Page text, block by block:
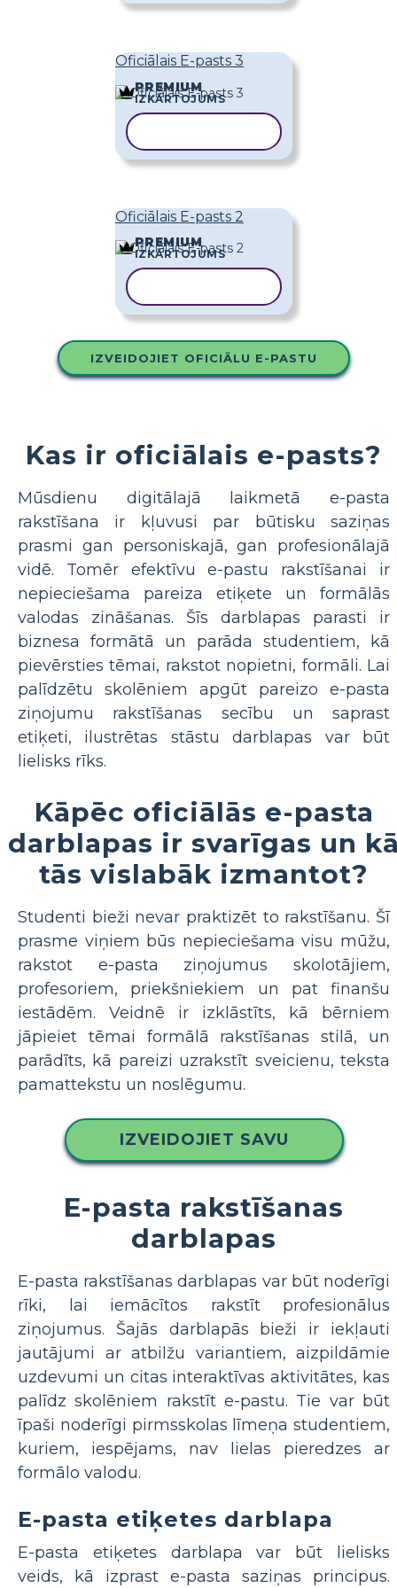
Oficiālais E-pasts 3
PREMIUM
IZKĀRTOJUMS
Oficiālais E-pasts 2
PREMIUM
IZKĀRTOJUMS
IZVEIDOJIET OFICIĀLU E-PASTU
Kas ir oficiālais e-pasts?
Mūsdienu digitālajā laikmetā e-pasta
rakstīšana ir kļuvusi par būtisku saziņas
prasmi gan personiskajā, gan profesionālajā
vidē. Tomēr efektīvu e-pastu rakstīšanai ir
nepieciešama pareiza etiķete un formālās
valodas zināšanas. Šīs darblapas parasti ir
biznesa formātā un parāda studentiem, kā
pievērsties tēmai, rakstot nopietni, formāli. Lai
palīdzētu skolēniem apgūt pareizo e-pasta
ziņojumu rakstīšanas secību un saprast
etiķeti, ilustrētas stāstu darblapas var būt
lielisks rīks.
Kāpēc oficiālās e-pasta
darblapas ir svarīgas un
tās vislabāk izmantot?
Studenti bieži nevar praktizēt to rakstīšanu. Šī
prasme viņiem būs nepieciešama visu mūžu,
rakstot e-pasta ziņojumus skolotājiem,
profesoriem, priekšniekiem un pat finanšu
iestādēm. Veidnē ir izklāstīts, kā bērniem
jāpieiet tēmai formālā rakstīšanas stilā, un
parādīts, kā pareizi uzrakstīt sveicienu, teksta
pamattekstu un noslēgumu.
IZVEIDOJIET SAVU
E-pasta rakstīšanas
darblapas
E-pasta rakstīšanas darblapas var būt noderīgi
rīki, lai iemācītos rakstīt profesionālus
ziņojumus. Šajās darblapās bieži ir iekļauti
jautājumi ar atbilžu variantiem, aizpildāmie
uzdevumi un citas interaktīvas aktivitātes, kas
palīdz skolēniem rakstīt e-pastu. Tie var būt
īpaši noderīgi pirmsskolas līmeņa studentiem,
kuriem, iespējams, nav lielas pieredzes ar
formālo valodu.
E-pasta etiķetes darblapa
E-pasta etiķetes darblapa var būt lielisks
veids, kā izprast e-pasta saziņas principus.